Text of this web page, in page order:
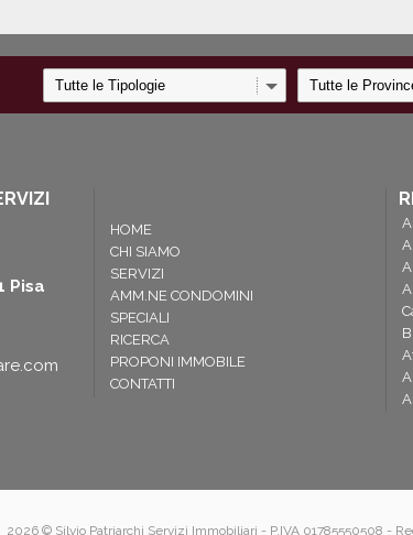
Pisa
HOME
CHI SIAMO
SERVIZI
AMM.NE CONDOMINI
SPECIALI
RICERCA
PROPONI IMMOBILE
CONTATTI
2026 © Silvio Patriarchi Servizi Immobiliari - P.IVA 01785550508 -